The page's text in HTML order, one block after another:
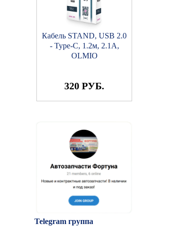
Кабель STAND, USB 2.0
- Type-C, 1.2м, 2.1A,
OLMIO
320 РУБ.
Telegram группа